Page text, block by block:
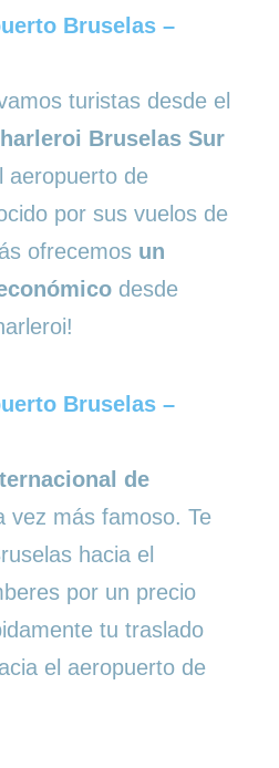
Bruselas –
turistas desde el
Bruselas Sur
aeropuerto de
por sus vuelos de
ofrecemos un
desde
Bruselas –
de
vez más famoso. Te
hacia el
por un precio
tu traslado
el aeropuerto de